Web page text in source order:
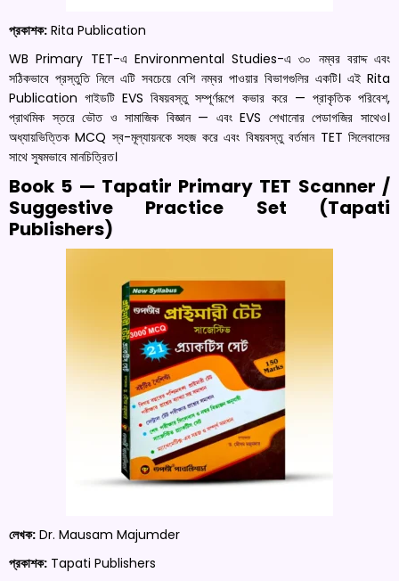
প্রকাশক: Rita Publication
WB Primary TET-এ Environmental Studies-এ ৩০ নম্বর বরাদ্দ এবং
সঠিকভাবে প্রস্তুতি নিলে এটি সবচেয়ে বেশি নম্বর পাওয়ার বিভাগগুলির একটি। এই Rita
Publication গাইডটি EVS বিষয়বস্তু সম্পূর্ণরূপে কভার করে — প্রাকৃতিক পরিবেশ,
প্রাথমিক স্তরে ভৌত ও সামাজিক বিজ্ঞান — এবং EVS শেখানোর পেডাগজির সাথেও।
অধ্যায়ভিত্তিক MCQ স্ব-মূল্যায়নকে সহজ করে এবং বিষয়বস্তু বর্তমান TET সিলেবাসের
সাথে সুষমভাবে মানচিত্রিত।
Book 5 — Tapatir Primary TET Scanner /
Suggestive Practice Set (Tapati
Publishers)
লেখক: Dr. Mausam Majumder
প্রকাশক: Tapati Publishers